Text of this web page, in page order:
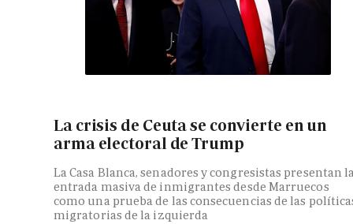
La crisis de Ceuta se convierte en un
arma electoral de Trump
La Casa Blanca, senadores y congresistas presentan
entrada masiva de inmigrantes desde Marruecos
como una prueba de las consecuencias de las
migratorias de la izquierda